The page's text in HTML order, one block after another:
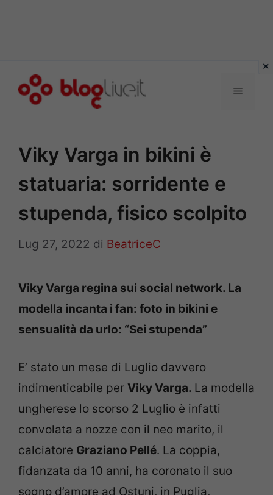
Menu
Viky Varga in bikini è
statuaria: sorridente e
stupenda, fisico scolpito
Lug 27, 2022 di BeatriceC
Viky Varga regina sui social network. La
modella incanta i fan: foto in bikini e
sensualità da urlo: “Sei stupenda”
E’ stato un mese di Luglio davvero
indimenticabile per Viky Varga. La modella
ungherese lo scorso 2 Luglio è infatti
convolata a nozze con il neo marito, il
calciatore Graziano Pellé. La coppia,
fidanzata da 10 anni, ha coronato il suo
sogno d’amore ad Ostuni, in Puglia,